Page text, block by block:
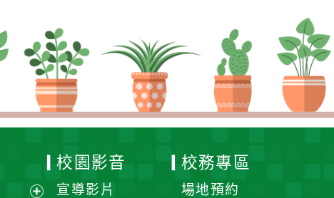
校園影音
宣導影片
校務專區
場地預約